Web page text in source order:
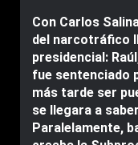
Con Carlos
del narcotráfico
presidencial:
fue sentenciado
más tarde ser
se llegara a
Paralelamente,